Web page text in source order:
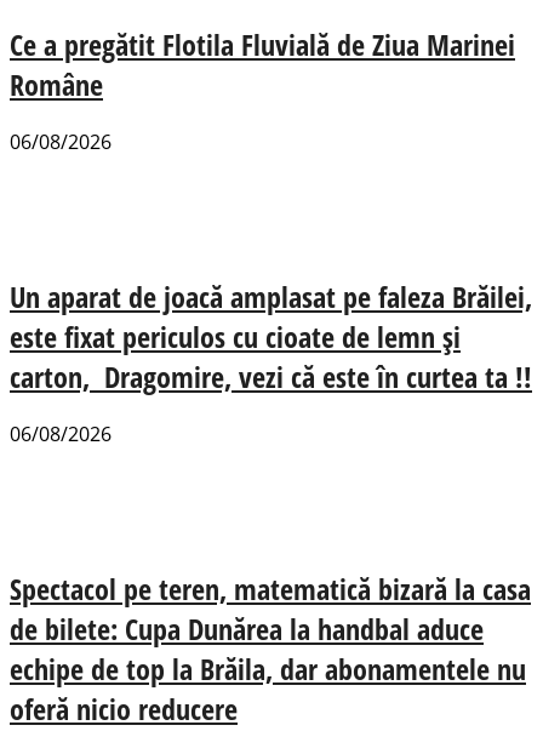
Ce a pregătit Flotila Fluvială de Ziua Marinei
Române
06/08/2026
Un aparat de joacă amplasat pe faleza Brăilei,
este fixat periculos cu cioate de lemn și
carton, Dragomire, vezi că este în curtea ta !!
06/08/2026
Spectacol pe teren, matematică bizară la casa
de bilete: Cupa Dunărea la handbal aduce
echipe de top la Brăila, dar abonamentele nu
oferă nicio reducere